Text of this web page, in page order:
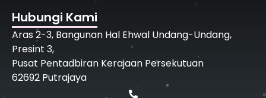
Hubungi Kami
Aras 2-3, Bangunan Hal Ehwal Undang-Undang,
Presint 3,
Pusat Pentadbiran Kerajaan Persekutuan
62692 Putrajaya